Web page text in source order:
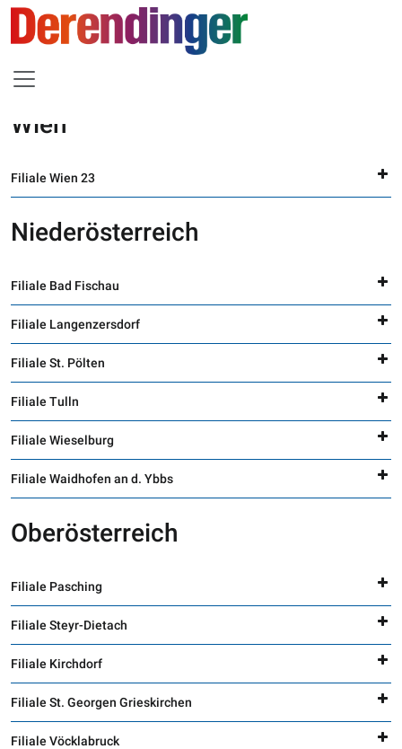
Wien
Filiale Wien 23
Niederösterreich
Filiale Bad Fischau
Filiale Langenzersdorf
Filiale St. Pölten
Filiale Tulln
Filiale Wieselburg
Filiale Waidhofen an d. Ybbs
Oberösterreich
Filiale Pasching
Filiale Steyr-Dietach
Filiale Kirchdorf
Filiale St. Georgen Grieskirchen
Filiale Vöcklabruck